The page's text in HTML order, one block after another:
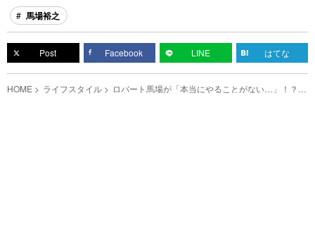
馬場裕之
Post Facebook LINE はてな
HOME ライフスタイル ロバート馬場が「本当にやることがない…」！？
驚きのジャガイモレシピ４選をお届け